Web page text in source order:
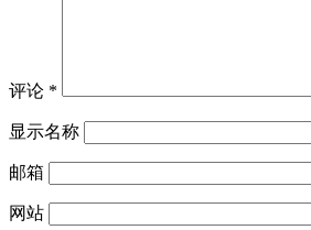
评论 *
显示名称
邮箱
网站